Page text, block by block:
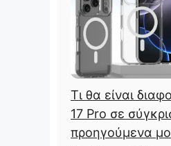
Τι θα είναι
17 Pro σε
προηγούμενα